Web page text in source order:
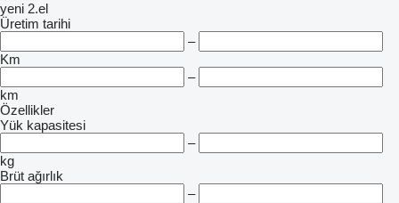
yeni 2.el
Üretim tarihi
–
Km
–
km
Özellikler
Yük kapasitesi
–
kg
Brüt ağırlık
–